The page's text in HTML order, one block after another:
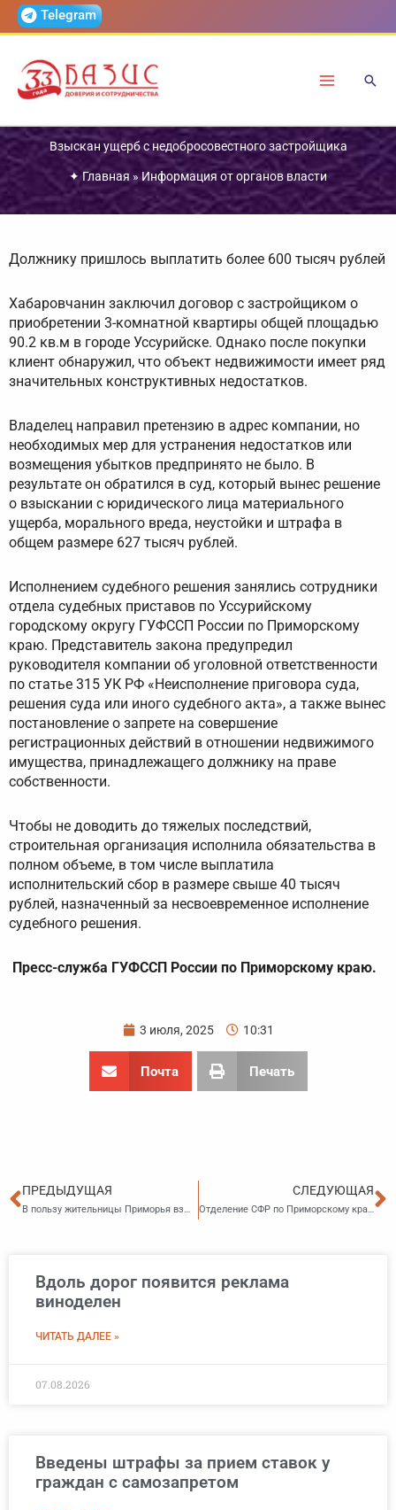
ПерейтиTelegram
Взыскан ущерб с недобросовестного застройщика
✦ Главная »Информация от органов власти
Должнику пришлось выплатить более 600 тысяч рублей
Хабаровчанин заключил договор с застройщиком о
приобретении 3-комнатной квартиры общей площадью
90.2 кв.м в городе Уссурийске. Однако после покупки
клиент обнаружил, что объект недвижимости имеет ряд
значительных конструктивных недостатков.
Владелец направил претензию в адрес компании, но
необходимых мер для устранения недостатков или
возмещения убытков предпринято не было. В
результате он обратился в суд, который вынес решение
о взыскании с юридического лица материального
ущерба, морального вреда, неустойки и штрафа в
общем размере 627 тысяч рублей.
Исполнением судебного решения занялись сотрудники
отдела судебных приставов по Уссурийскому
городскому округу ГУФССП России по Приморскому
краю. Представитель закона предупредил
руководителя компании об уголовной ответственности
по статье 315 УК РФ «Неисполнение приговора суда,
решения суда или иного судебного акта», а также вынес
постановление о запрете на совершение
регистрационных действий в отношении недвижимого
имущества, принадлежащего должнику на праве
собственности.
Чтобы не доводить до тяжелых последствий,
строительная организация исполнила обязательства в
полном объеме, в том числе выплатила
исполнительский сбор в размере свыше 40 тысяч
рублей, назначенный за несвоевременное исполнение
судебного решения.
Пресс-служба ГУФССП России по Приморскому краю.
3 июля, 2025 10:31
Почта Печать
Пред
ПРЕДЫДУЩАЯ
В пользу жительницы Приморья взыскано около 600 тысяч рублей материального ущерба
СЛЕДУЮЩАЯ
Отделение СФР по Приморскому краю выплачивает повышенную пенсию за работу в сельском хозяйстве более 2 тысячам жителей региона
Вдоль дорог появится реклама
виноделен
ЧИТАТЬ ДАЛЕЕ »
07.08.2026
Введены штрафы за прием ставок у
граждан с самозапретом